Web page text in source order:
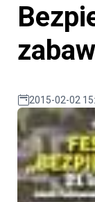
2015-02-02